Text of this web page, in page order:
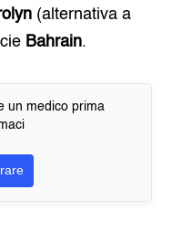
(alternativa a
Bahrain.
un medico prima